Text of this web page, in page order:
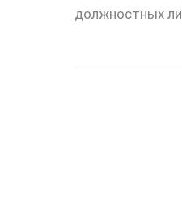
должностных